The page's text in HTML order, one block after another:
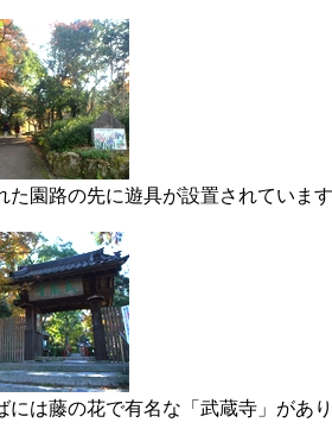
た園路の先に遊具が設置されています
には藤の花で有名な「武蔵寺」があ